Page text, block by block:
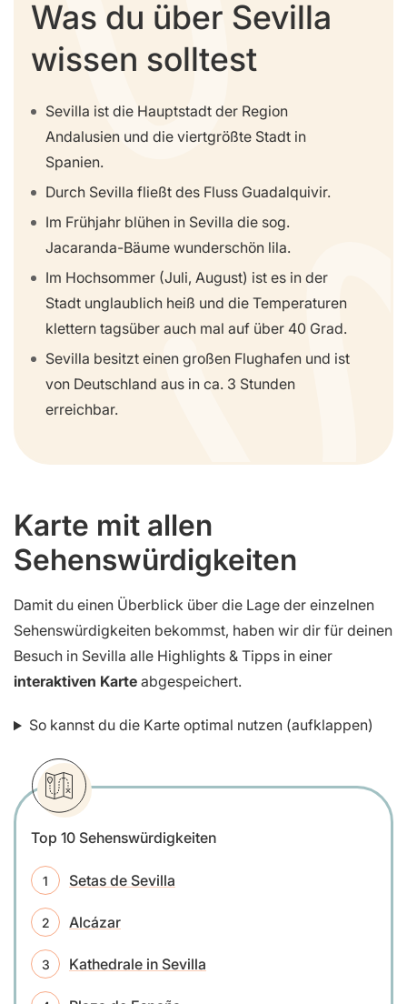
Was du über Sevilla
wissen solltest
Sevilla ist die Hauptstadt der Region
Andalusien und die viertgrößte Stadt in
Spanien.
Durch Sevilla fließt des Fluss Guadalquivir.
Im Frühjahr blühen in Sevilla die sog.
Jacaranda-Bäume wunderschön lila.
Im Hochsommer (Juli, August) ist es in der
Stadt unglaublich heiß und die Temperaturen
klettern tagsüber auch mal auf über 40 Grad.
Sevilla besitzt einen großen Flughafen und ist
von Deutschland aus in ca. 3 Stunden
erreichbar.
Karte mit allen
Sehenswürdigkeiten
Damit du einen Überblick über die Lage der einzelnen
Sehenswürdigkeiten bekommst, haben wir dir für deinen
Besuch in Sevilla alle Highlights & Tipps in einer
interaktiven Karte abgespeichert.
So kannst du die Karte optimal nutzen (aufklappen)
Top 10 Sehenswürdigkeiten
Setas de Sevilla
Alcázar
Kathedrale in Sevilla